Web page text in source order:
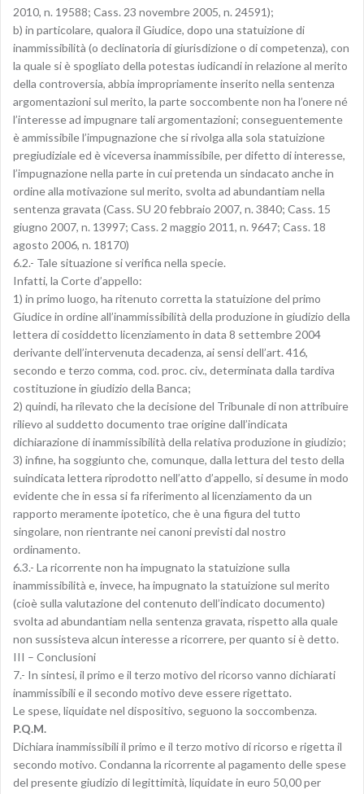
2010, n. 19588; Cass. 23 novembre 2005, n. 24591);
b) in particolare, qualora il Giudice, dopo una statuizione di
inammissibilità (o declinatoria di giurisdizione o di competenza), con
la quale si è spogliato della potestas iudicandi in relazione al merito
della controversia, abbia impropriamente inserito nella sentenza
argomentazioni sul merito, la parte soccombente non ha l’onere né
l’interesse ad impugnare tali argomentazioni; conseguentemente
è ammissibile l’impugnazione che si rivolga alla sola statuizione
pregiudiziale ed è viceversa inammissibile, per difetto di interesse,
l’impugnazione nella parte in cui pretenda un sindacato anche in
ordine alla motivazione sul merito, svolta ad abundantiam nella
sentenza gravata (Cass. SU 20 febbraio 2007, n. 3840; Cass. 15
giugno 2007, n. 13997; Cass. 2 maggio 2011, n. 9647; Cass. 18
agosto 2006, n. 18170)
6.2.- Tale situazione si verifica nella specie.
Infatti, la Corte d’appello:
1) in primo luogo, ha ritenuto corretta la statuizione del primo
Giudice in ordine all’inammissibilità della produzione in giudizio della
lettera di cosiddetto licenziamento in data 8 settembre 2004
derivante dell’intervenuta decadenza, ai sensi dell’art. 416,
secondo e terzo comma, cod. proc. civ., determinata dalla tardiva
costituzione in giudizio della Banca;
2) quindi, ha rilevato che la decisione del Tribunale di non attribuire
rilievo al suddetto documento trae origine dall’indicata
dichiarazione di inammissibilità della relativa produzione in giudizio;
3) infine, ha soggiunto che, comunque, dalla lettura del testo della
suindicata lettera riprodotto nell’atto d’appello, si desume in modo
evidente che in essa si fa riferimento al licenziamento da un
rapporto meramente ipotetico, che è una figura del tutto
singolare, non rientrante nei canoni previsti dal nostro
ordinamento.
6.3.- La ricorrente non ha impugnato la statuizione sulla
inammissibilità e, invece, ha impugnato la statuizione sul merito
(cioè sulla valutazione del contenuto dell’indicato documento)
svolta ad abundantiam nella sentenza gravata, rispetto alla quale
non sussisteva alcun interesse a ricorrere, per quanto si è detto.
III – Conclusioni
7.- In sintesi, il primo e il terzo motivo del ricorso vanno dichiarati
inammissibili e il secondo motivo deve essere rigettato.
Le spese, liquidate nel dispositivo, seguono la soccombenza.
P.Q.M.
Dichiara inammissibili il primo e il terzo motivo di ricorso e rigetta il
secondo motivo. Condanna la ricorrente al pagamento delle spese
del presente giudizio di legittimità, liquidate in euro 50,00 per